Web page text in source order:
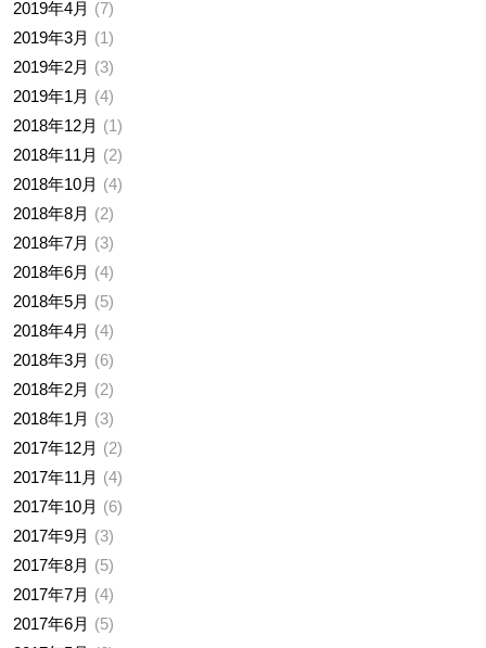
2019年4月
7
2019年3月
1
2019年2月
3
2019年1月
4
2018年12月
1
2018年11月
2
2018年10月
4
2018年8月
2
2018年7月
3
2018年6月
4
2018年5月
5
2018年4月
4
2018年3月
6
2018年2月
2
2018年1月
3
2017年12月
2
2017年11月
4
2017年10月
6
2017年9月
3
2017年8月
5
2017年7月
4
2017年6月
5